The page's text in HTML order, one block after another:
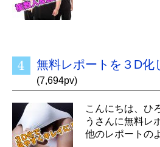
無料レポートを３D化
(7,694pv)
こんにちは、
うさんに無料レ
他のレポートの